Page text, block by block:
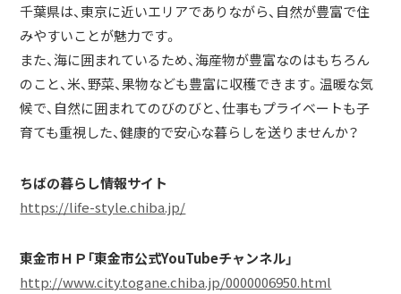
千葉県は、東京に近いエリアでありながら、自然が豊富で住
みやすいことが魅力です。
また、海に囲まれているため、海産物が豊富なのはもちろん
のこと、米、野菜、果物なども豊富に収穫できます。温暖な気
候で、自然に囲まれてのびのびと、仕事もプライベートも子
育ても重視した、健康的で安心な暮らしを送りませんか？
ちばの暮らし情報サイト
https://life-style.chiba.jp/
東金市ＨＰ「東金市公式YouTubeチャンネル」
http://www.city.togane.chiba.jp/0000006950.html